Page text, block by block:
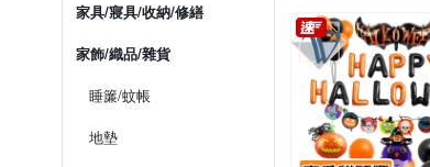
家具/寢具/收納/修繕
家飾/織品/雜貨
睡簾/蚊帳
地墊